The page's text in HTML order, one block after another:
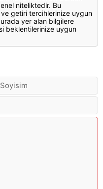
niteliktedir. Bu
getiri tercihlerinize uygun
yer alan bilgilere
beklentilerinize uygun